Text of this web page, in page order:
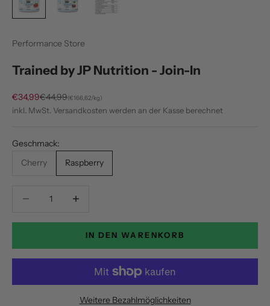
Performance Store
Trained by JP Nutrition - Join-In
Angebot
€34,99Regulärer Preis
€44,99(€166,62/kg)
inkl. MwSt. Versandkosten werden an der Kasse berechnet
Geschmack:
Cherry
Raspberry
IN DEN WARENKORB
Weitere Bezahlmöglichkeiten